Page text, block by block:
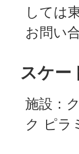
しては
お問い
スケー
施設：
ク ピラ